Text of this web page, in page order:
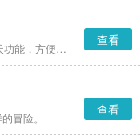
实时语音通讯：搭载实时语音聊天功能，方便玩家在战斗过程中即时沟通战略与战术。
查看
冒险。
查看